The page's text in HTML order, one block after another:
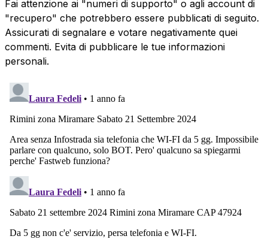
Fai attenzione ai "numeri di supporto" o agli account di
"recupero" che potrebbero essere pubblicati di seguito.
Assicurati di segnalare e votare negativamente quei
commenti. Evita di pubblicare le tue informazioni
personali.